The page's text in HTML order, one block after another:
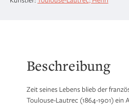
Beschreibung
Zeit seines Lebens blieb der
Toulouse-Lautrec (1864-1901) ein